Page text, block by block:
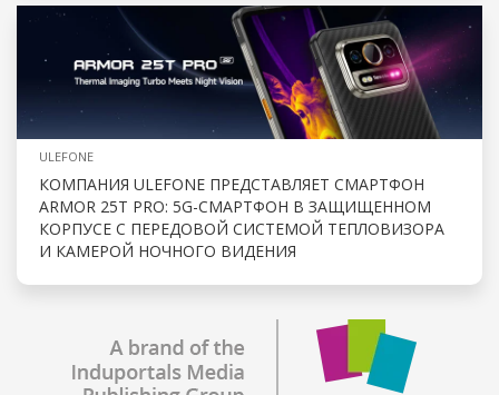
ULEFONE
КОМПАНИЯ ULEFONE ПРЕДСТАВЛЯЕТ СМАРТФОН
ARMOR 25T PRO: 5G-СМАРТФОН В ЗАЩИЩЕННОМ
КОРПУСЕ С ПЕРЕДОВОЙ СИСТЕМОЙ ТЕПЛОВИЗОРА
И КАМЕРОЙ НОЧНОГО ВИДЕНИЯ